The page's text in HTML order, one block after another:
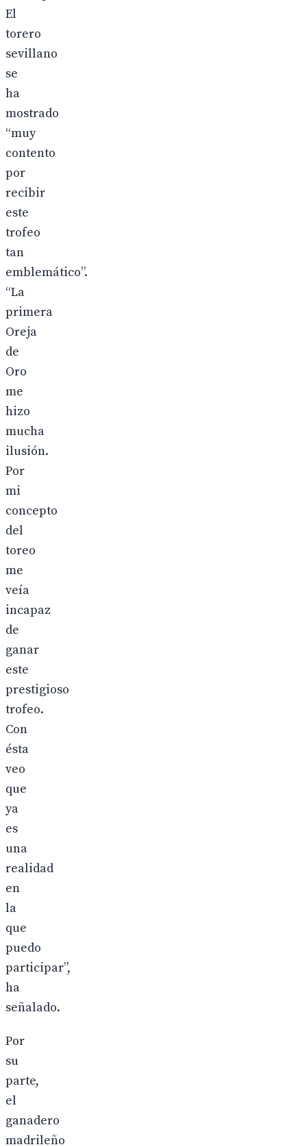
El
torero
sevillano
se
ha
mostrado
“muy
contento
por
recibir
este
trofeo
tan
emblemático”.
“La
primera
Oreja
de
Oro
me
hizo
mucha
ilusión.
Por
mi
concepto
del
toreo
me
veía
incapaz
de
ganar
este
prestigioso
trofeo.
Con
ésta
veo
que
ya
es
una
realidad
en
la
que
puedo
participar”,
ha
señalado.
Por
su
parte,
el
ganadero
madrileño